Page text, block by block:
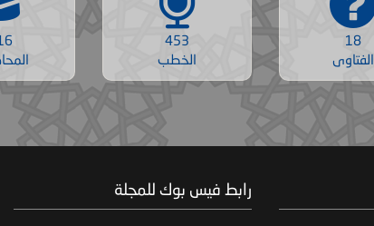
18
الفتاوى
453
الخطب
رابط فيس بوك للمجلة